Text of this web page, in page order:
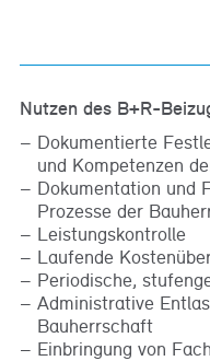
Nutzen des B+R-
Dokumentierte
und Kompetenzen
Dokumentation und
Prozesse der
Leistungskontrolle
Laufende
Periodische,
Administrative
Bauherrschaft
Einbringung von